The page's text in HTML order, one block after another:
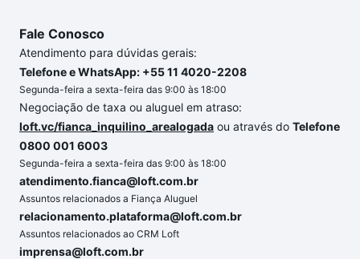
Fale Conosco
Atendimento para dúvidas gerais:
Telefone e WhatsApp: +55 11 4020-2208
Segunda-feira a sexta-feira das 9:00 às 18:00
Negociação de taxa ou aluguel em atraso:
loft.vc/fianca_inquilino_arealogada ou através do Telefone
0800 001 6003
Segunda-feira a sexta-feira das 9:00 às 18:00
atendimento.fianca@loft.com.br
Assuntos relacionados a Fiança Aluguel
relacionamento.plataforma@loft.com.br
Assuntos relacionados ao CRM Loft
imprensa@loft.com.br